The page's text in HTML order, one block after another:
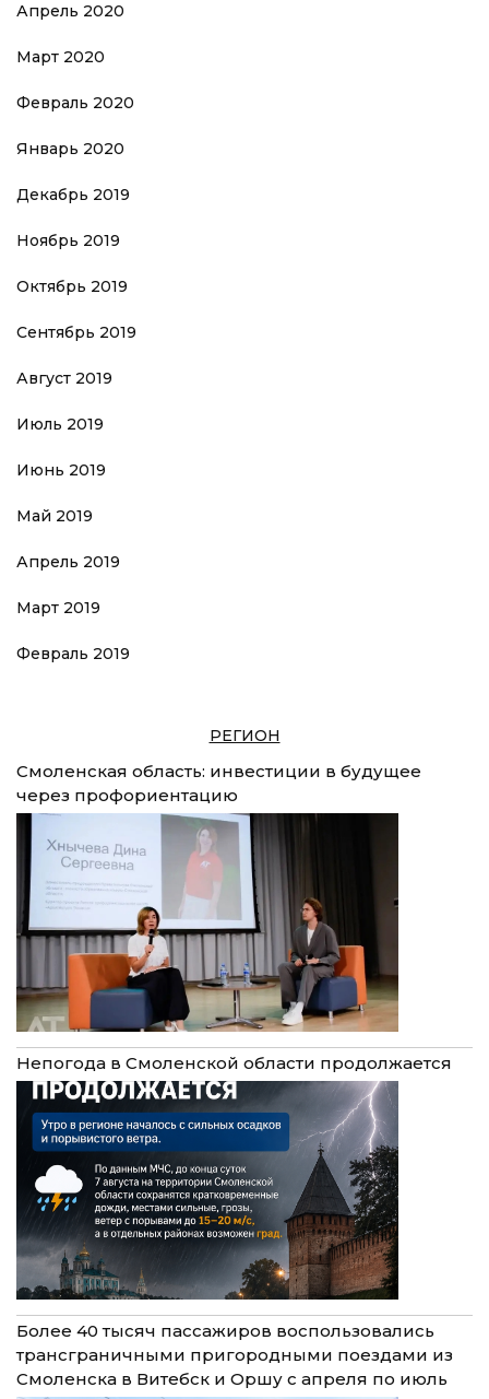
Апрель 2020
Март 2020
Февраль 2020
Январь 2020
Декабрь 2019
Ноябрь 2019
Октябрь 2019
Сентябрь 2019
Август 2019
Июль 2019
Июнь 2019
Май 2019
Апрель 2019
Март 2019
Февраль 2019
РЕГИОН
Смоленская область: инвестиции в будущее
через профориентацию
Непогода в Смоленской области продолжается
Более 40 тысяч пассажиров воспользовались
трансграничными пригородными поездами из
Смоленска в Витебск и Оршу с апреля по июль